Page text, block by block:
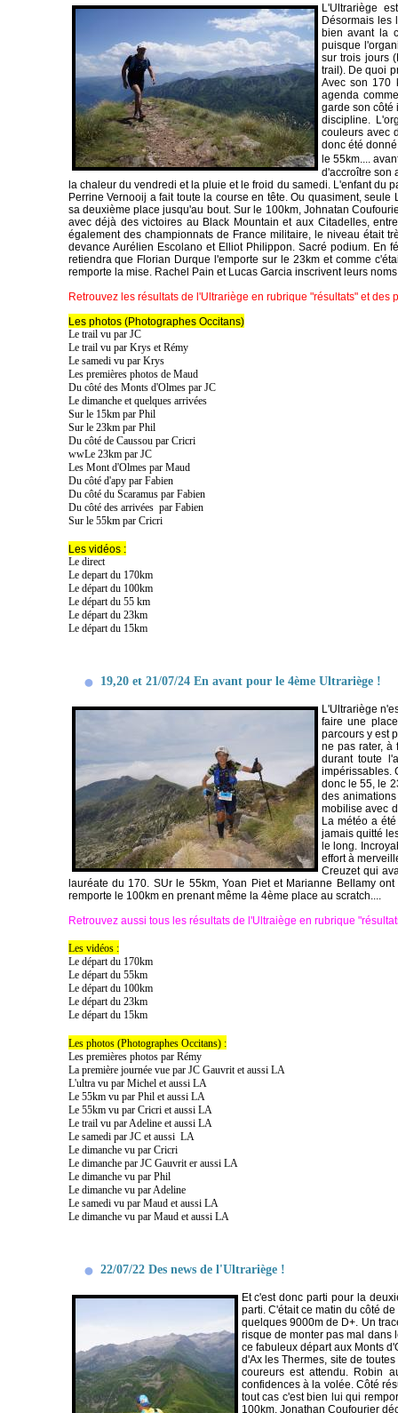
L'Ultrariège
Désormais les
bien avant la
puisque
sur trois jours
trail). De quoi
Avec son 170
agenda
garde son côté
discipline.
couleurs avec
donc été
le 55km....
d'accroître son
la chaleur du vendredi et la pluie et le froid du samedi. L'enfant du
Perrine Vernooij a fait toute la course en tête. Ou quasiment,
sa deuxième place jusqu'au bout. Sur le 100km, Johnatan
avec déjà des victoires au Black Mountain et aux Citadelles,
également des championnats de France militaire, le niveau était
devance Aurélien Escolano et Elliot Philippon. Sacré podium. En
retiendra que Florian Durque l'emporte sur le 23km et comme
remporte la mise. Rachel Pain et Lucas Garcia inscrivent leurs
Retrouvez les résultats de l'Ultrariège en rubrique "résultats" et des
Les photos (Photographes Occitans)
Le trail vu par JC
Le trail vu par Krys et Rémy
Le samedi vu par Krys
Les premières photos de Maud
Du côté des Monts d'Olmes par JC
Le dimanche et quelques arrivées
Sur le 15km par Phil
Sur le 23km par Phil
Du côté de Caussou par Cricri
wwLe 23km par JC
Les Mont d'Olmes par Maud
Du côté d'apy par Fabien
Du côté du Scaramus par Fabien
Du côté des arrivées par Fabien
Sur le 55km par Cricri
Les vidéos :
Le direct
Le depart du 170km
Le départ du 100km
Le départ du 55 km
Le départ du 23km
Le départ du 15km
19,20 et 21/07/24 En avant pour le 4ème Ultrariège !
L'Ultrariège
faire une
parcours y est
ne pas rater, à
durant toute
impérissables.
donc le 55, le
des
mobilise avec
La météo a
jamais quitté
le long.
effort à
Creuzet qui
lauréate du 170. SUr le 55km, Yoan Piet et Marianne Bellamy
remporte le 100km en prenant même la 4ème place au scratch....
Retrouvez aussi tous les résultats de l'Ultraiège en rubrique
Les vidéos :
Le départ du 170km
Le départ du 55km
Le départ du 100km
Le départ du 23km
Le départ du 15km
Les photos (Photographes Occitans) :
Les premières photos par Rémy
La première journée vue par JC Gauvritet aussi LA
L'ultra vu par Michelet aussi LA
Le 55km vu par Philet aussi LA
Le 55km vu par Cricriet aussi LA
Le trail vu par Adelineet aussi LA
Le samedi par JCet aussi LA
Le dimanche vu par Cricri
Le dimanche par JC Gauvriter aussi LA
Le dimanche vu par Phil
Le dimanche vu par Adeline
Le samedi vu par Maudet aussi LA
Le dimanche vu par Maudet aussi LA
22/07/22 Des news de l'Ultrariège !
Et c'est donc parti pour la
parti. C'était ce matin du côté
quelques 9000m de D+. Un
risque de monter pas mal dans
ce fabuleux départ aux Monts
d'Ax les Thermes, site de
coureurs est attendu. Robin
confidences à la volée. Côté
tout cas c'est bien lui qui
100km, Jonathan Coufourier